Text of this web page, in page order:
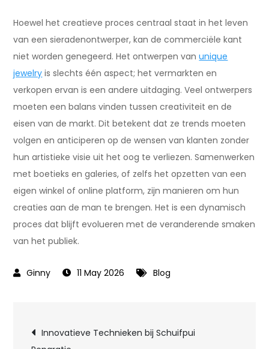
Hoewel het creatieve proces centraal staat in het leven
van een sieradenontwerper, kan de commerciële kant
niet worden genegeerd. Het ontwerpen vanunique
jewelry is slechts één aspect; het vermarkten en
verkopen ervan is een andere uitdaging. Veel ontwerpers
moeten een balans vinden tussen creativiteit en de
eisen van de markt. Dit betekent dat ze trends moeten
volgen en anticiperen op de wensen van klanten zonder
hun artistieke visie uit het oog te verliezen. Samenwerken
met boetieks en galeries, of zelfs het opzetten van een
eigen winkel of online platform, zijn manieren om hun
creaties aan de man te brengen. Het is een dynamisch
proces dat blijft evolueren met de veranderende smaken
van het publiek.
11 May 2026 Blog
Post
Innovatieve Technieken bij Schuifpui